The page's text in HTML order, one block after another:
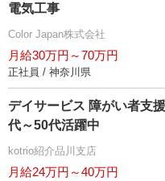
電気工事
Color Japan株式会社
月給30万円～70万円
正社員 / 神奈川県
デイサービス 障がい者支
代～50代活躍中
kotrio紹介品川支店
月給24万円～40万円